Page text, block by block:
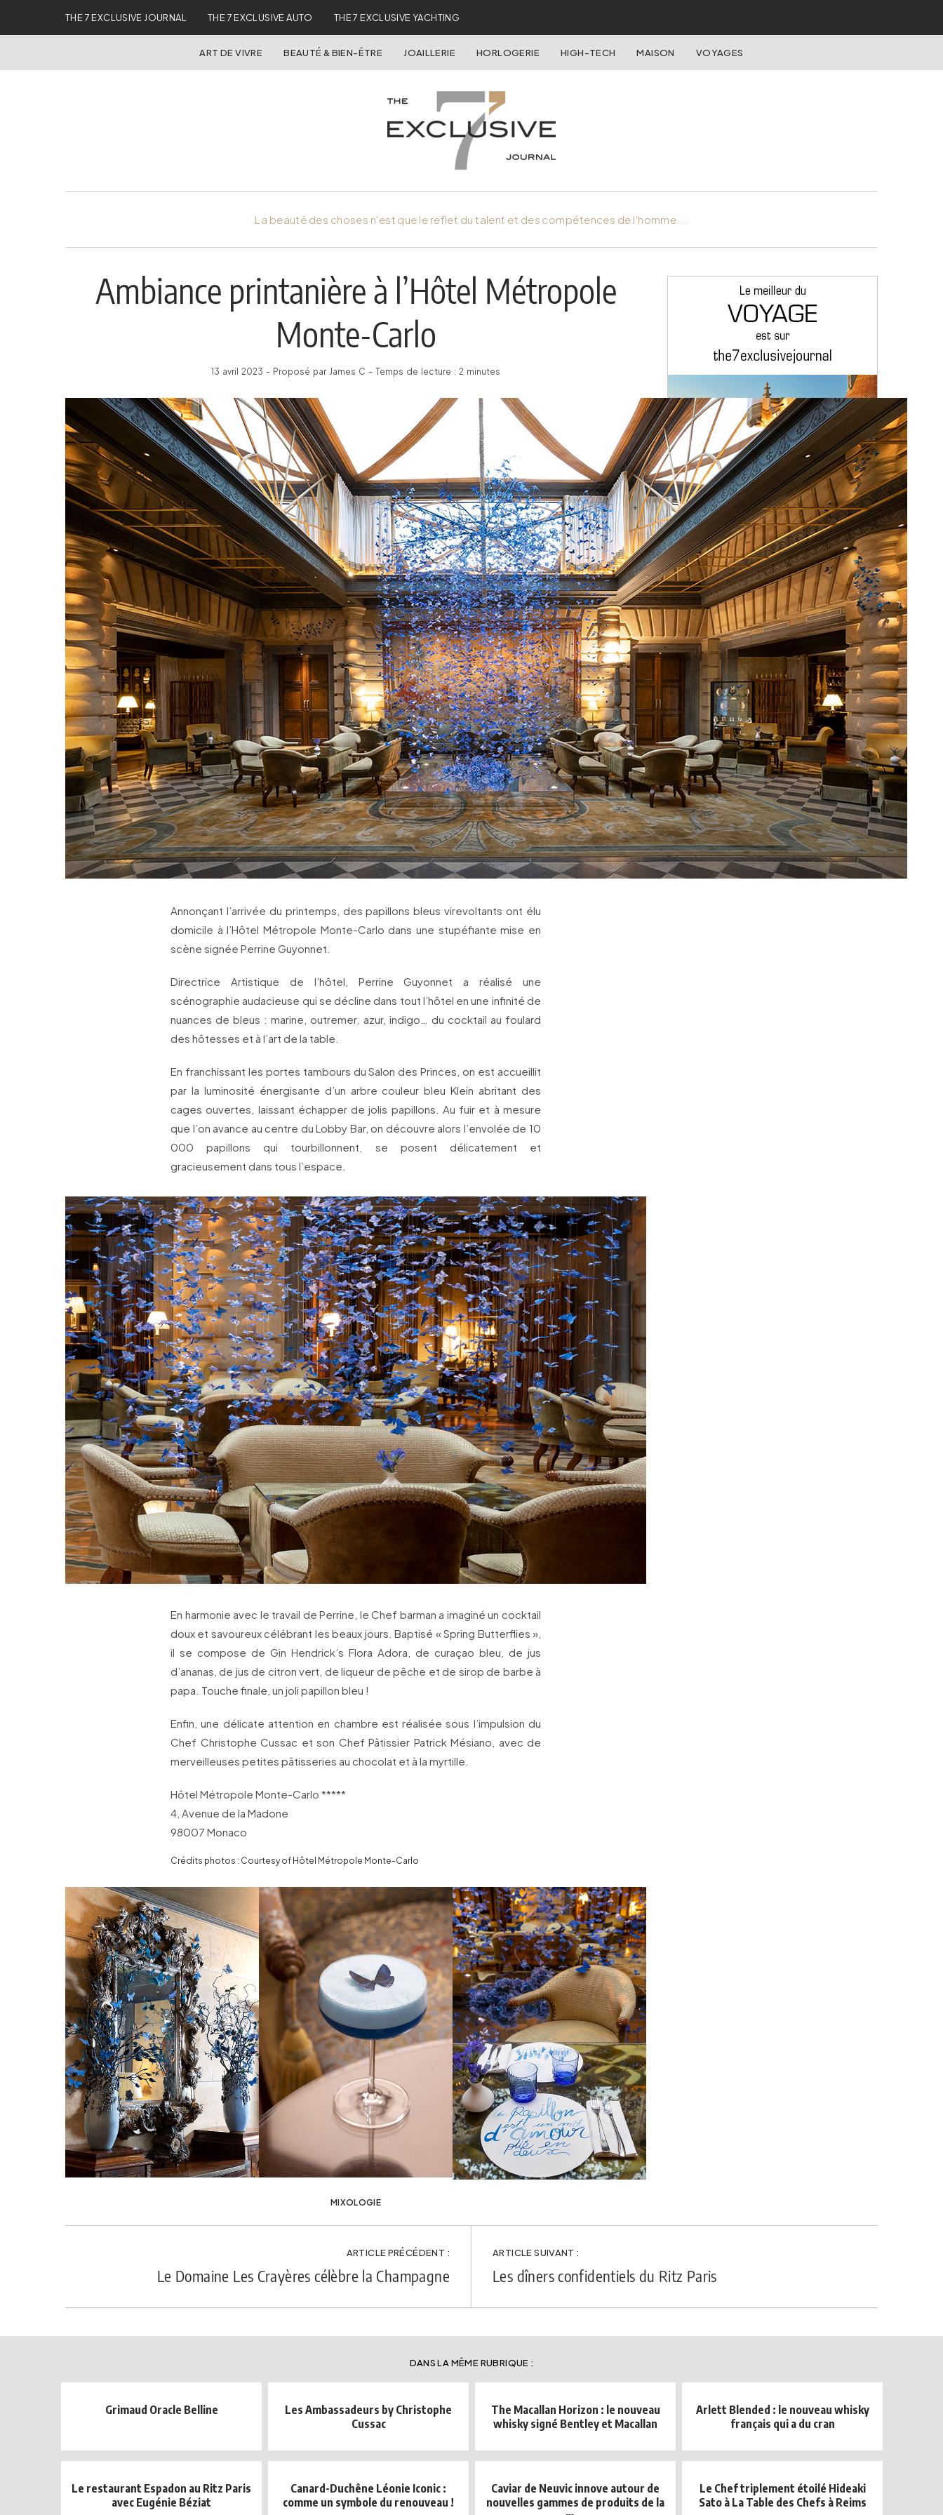
THE 7 EXCLUSIVE JOURNAL THE 7 EXCLUSIVE AUTO THE 7 EXCLUSIVE YACHTING
ART DE VIVRE BEAUTÉ & BIEN-ÊTRE JOAILLERIE HORLOGERIE HIGH-TECH MAISON VOYAGES
La beauté des choses n'est que le reflet du talent et des compétences de l'homme...
Ambiance printanière à l’Hôtel Métropole
Monte-Carlo
13 avril 2023 - Proposé par James C - Temps de lecture : 2 minutes
Annonçant l’arrivée du printemps, des papillons bleus virevoltants ont élu
domicile à l’Hôtel Métropole Monte-Carlo dans une stupéfiante mise en
scène signée Perrine Guyonnet.
Directrice Artistique de l’hôtel, Perrine Guyonnet a réalisé une
scénographie audacieuse qui se décline dans tout l’hôtel en une infinité de
nuances de bleus : marine, outremer, azur, indigo… du cocktail au foulard
des hôtesses et à l’art de la table.
En franchissant les portes tambours du Salon des Princes, on est accueillit
par la luminosité énergisante d’un arbre couleur bleu Klein abritant des
cages ouvertes, laissant échapper de jolis papillons. Au fuir et à mesure
que l’on avance au centre du Lobby Bar, on découvre alors l’envolée de 10
000 papillons qui tourbillonnent, se posent délicatement et
gracieusement dans tous l’espace.
En harmonie avec le travail de Perrine, le Chef barman a imaginé un cocktail
doux et savoureux célébrant les beaux jours. Baptisé « Spring Butterflies »,
il se compose de Gin Hendrick’s Flora Adora, de curaçao bleu, de jus
d’ananas, de jus de citron vert, de liqueur de pêche et de sirop de barbe à
papa. Touche finale, un joli papillon bleu !
Enfin, une délicate attention en chambre est réalisée sous l’impulsion du
Chef Christophe Cussac et son Chef Pâtissier Patrick Mésiano, avec de
merveilleuses petites pâtisseries au chocolat et à la myrtille.
Hôtel Métropole Monte-Carlo *****
4, Avenue de la Madone
98007 Monaco
Crédits photos : Courtesy of Hôtel Métropole Monte-Carlo
MIXOLOGIE
ARTICLE PRÉCÉDENT :
Le Domaine Les Crayères célèbre la Champagne
ARTICLE SUIVANT :
Les dîners confidentiels du Ritz Paris
DANS LA MÊME RUBRIQUE :
Grimaud Oracle Belline
Les Ambassadeurs by Christophe
Cussac
The Macallan Horizon : le nouveau
whisky signé Bentley et Macallan
Arlett Blended : le nouveau whisky
français qui a du cran
Le restaurant Espadon au Ritz Paris
avec Eugénie Béziat
Canard-Duchêne Léonie Iconic :
comme un symbole du renouveau !
Caviar de Neuvic innove autour de
nouvelles gammes de produits de la
Le Chef triplement étoilé Hideaki
Sato à La Table des Chefs à Reims